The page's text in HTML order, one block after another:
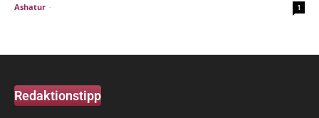
Ashatur - 1
Redaktionstipp